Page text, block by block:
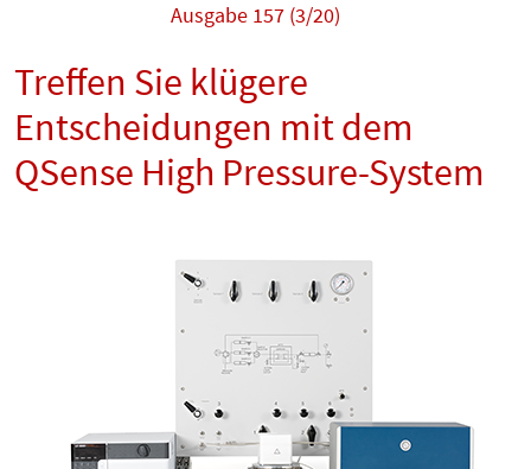
Ausgabe 157 (3/20)
Treffen Sie klügere
Entscheidungen mit dem
QSense High Pressure-System